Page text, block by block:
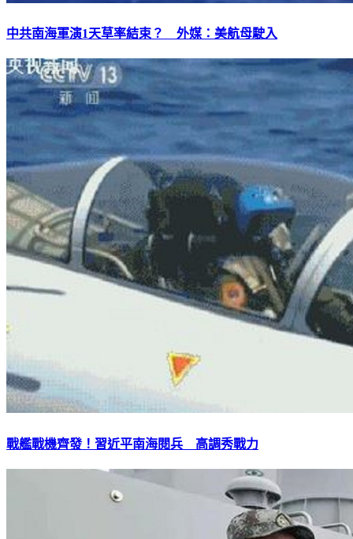
中共南海軍演1天草率結束？ 外媒：美航母駛入
戰艦戰機齊發！習近平南海閱兵 高調秀戰力